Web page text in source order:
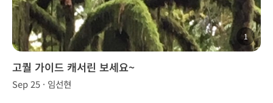
1
고퀄 가이드 캐서린 보세요~
Sep 25 · 임선현